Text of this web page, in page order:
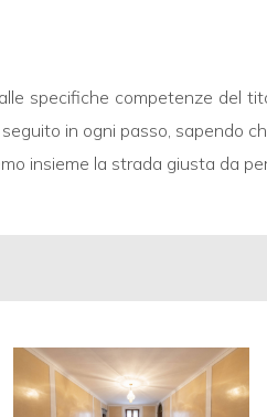
specifiche competenze
in ogni passo, sapendo
insieme la strada giusta da